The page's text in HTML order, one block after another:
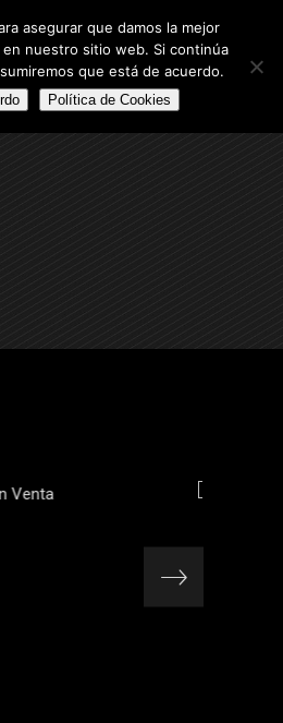
asegurar que damos la mejor
nuestro sitio web. Si continúa
que está de acuerdo.
Política de Cookies